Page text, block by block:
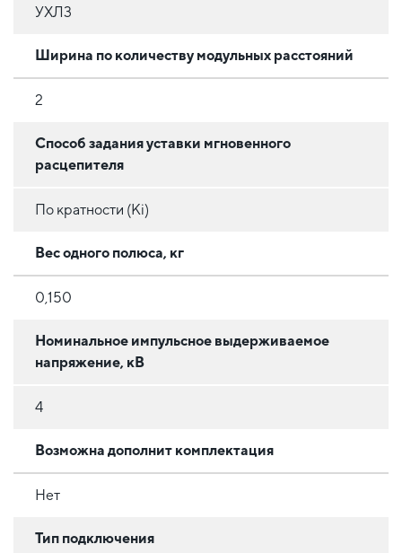
УХЛ3
Ширина по количеству модульных расстояний
2
Способ задания уставки мгновенного
расцепителя
По кратности (Ki)
Вес одного полюса, кг
0,150
Номинальное импульсное выдерживаемое
напряжение, кВ
4
Возможна дополнит комплектация
Нет
Тип подключения